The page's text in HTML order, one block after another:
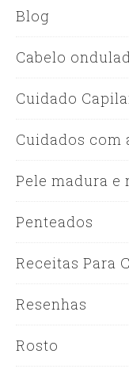
Blog
Cabelo
Cuidado
Cuidados com
Pele madura e
Penteados
Receitas Para
Resenhas
Rosto